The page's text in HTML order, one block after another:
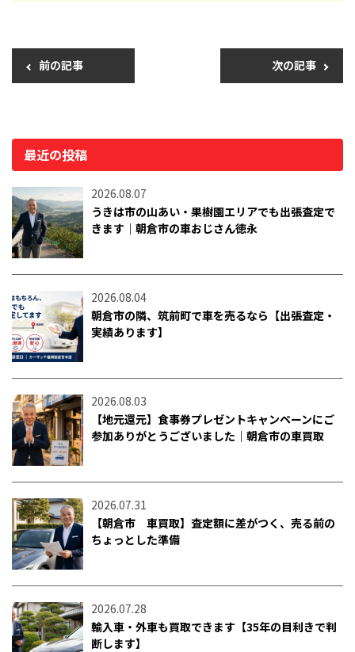
前の記事 次の記事
最近の投稿
2026.08.07
うきは市の山あい・果樹園エリアでも出張査定で
きます｜朝倉市の車おじさん徳永
2026.08.04
朝倉市の隣、筑前町で車を売るなら【出張査定・
実績あります】
2026.08.03
【地元還元】食事券プレゼントキャンペーンにご
参加ありがとうございました｜朝倉市の車買取
2026.07.31
【朝倉市 車買取】査定額に差がつく、売る前の
ちょっとした準備
2026.07.28
輸入車・外車も買取できます【35年の目利きで判
断します】